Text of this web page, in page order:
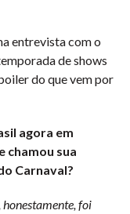
entrevista com o
de shows
do que vem por
agora em
chamou sua
Carnaval?
foi